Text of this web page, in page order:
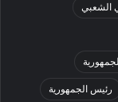
الشعبي
رئيس الجمهورية